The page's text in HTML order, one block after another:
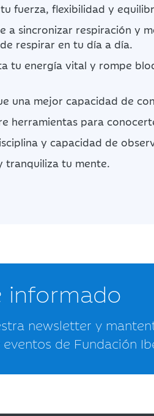
fuerza, flexibilidad y
a sincronizar respiración y
respirar en tu día a día.
tu energía vital y rompe
una mejor capacidad de
herramientas para
y capacidad de
tranquiliza tu mente.
informado
newsletter y
de Fundación